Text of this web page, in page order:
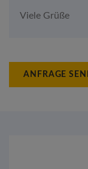
ANFRAGE